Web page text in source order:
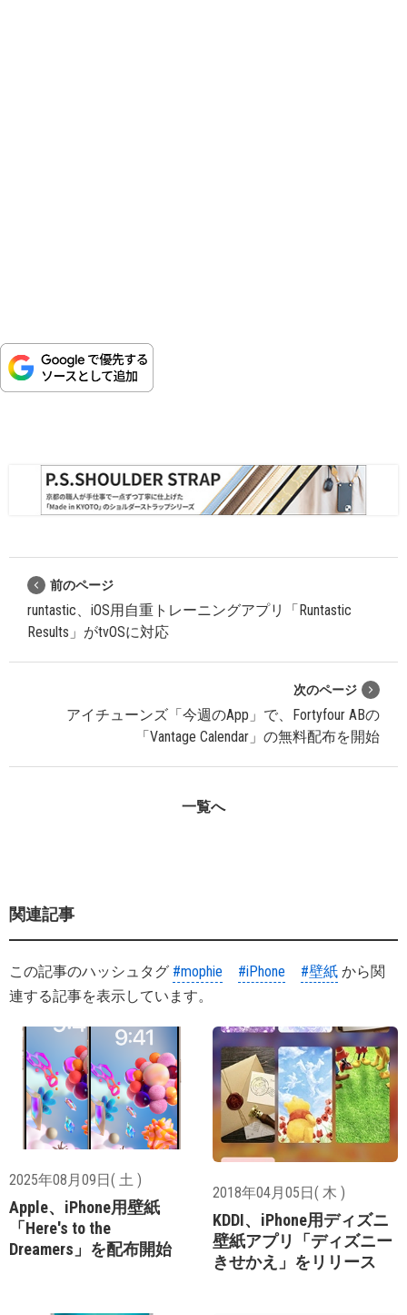
前のページ
runtastic、iOS用自重トレーニングアプリ「Runtastic
Results」がtvOSに対応
次のページ
アイチューンズ「今週のApp」で、Fortyfour ABの
「Vantage Calendar」の無料配布を開始
一覧へ
関連記事
この記事のハッシュタグ #mophie #iPhone #壁紙 から関
連する記事を表示しています。
2025年08月09日( 土 )
Apple、iPhone用壁紙
「Here's to the
Dreamers」を配布開始
2018年04月05日( 木 )
KDDI、iPhone用ディズニ
壁紙アプリ「ディズニー
きせかえ」をリリース